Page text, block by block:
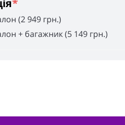
*
(2 949 грн.)
+ багажник (5 149 грн.)